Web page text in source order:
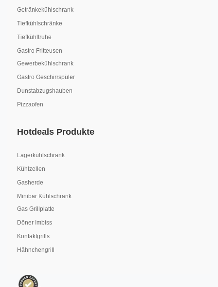
Getränkekühlschrank
Tiefkühlschränke
Tiefkühltruhe
Gastro Fritteusen
Gewerbekühlschrank
Gastro Geschirrspüler
Dunstabzugshauben
Pizzaofen
Hotdeals Produkte
Lagerkühlschrank
Kühlzellen
Gasherde
Minibar Kühlschrank
Gas Grillplatte
Döner Imbiss
Kontaktgrills
Hähnchengrill